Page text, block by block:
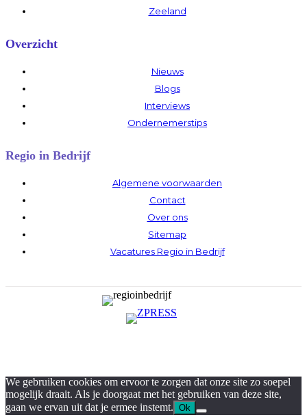
Zeeland
Overzicht
Nieuws
Blogs
Interviews
Ondernemerstips
Regio in Bedrijf
Algemene voorwaarden
Contact
Over ons
Sitemap
Vacatures Regio in Bedrijf
We gebruiken cookies om ervoor te zorgen dat onze site zo soepel
mogelijk draait. Als je doorgaat met het gebruiken van deze site,
gaan we ervan uit dat je ermee instemt. Ok